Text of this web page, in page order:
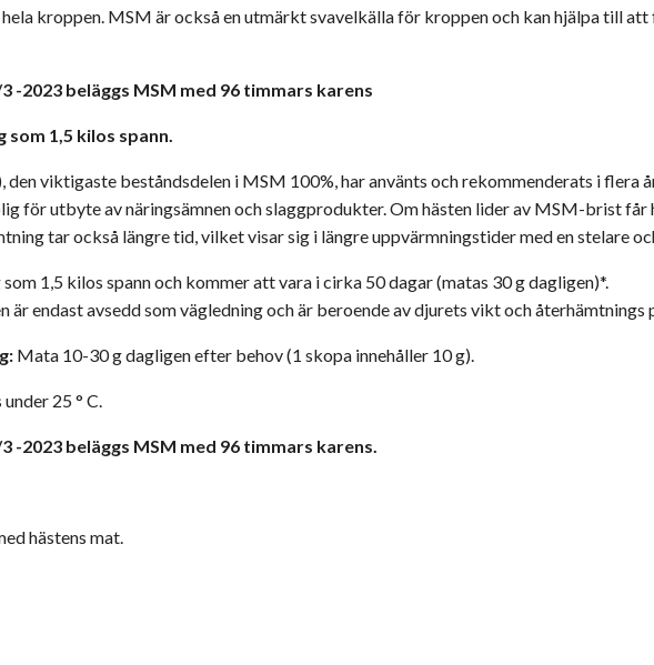
kroppen. MSM är också en utmärkt svavelkälla för kroppen och kan hjälpa till
-2023 beläggs MSM med 96 timmars karens
som 1,5 kilos spann.
viktigaste beståndsdelen i MSM 100%, har använts och rekommenderats i flera
för utbyte av näringsämnen och slaggprodukter. Om hästen lider av MSM-brist
tar också längre tid, vilket visar sig i längre uppvärmningstider med en stelare
1,5 kilos spann och kommer att vara i cirka 50 dagar (matas 30 g dagligen)*.
är endast avsedd som vägledning och är beroende av djurets vikt och återhämtnings
Mata 10-30 g dagligen efter behov (1 skopa innehåller 10 g).
25 ° C.
-2023 beläggs MSM med 96 timmars karens.
hästens mat.